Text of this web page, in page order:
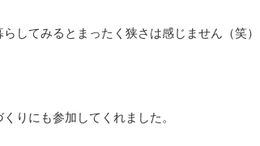
してみるとまったく狭さは感じません（笑）
りにも参加してくれました。